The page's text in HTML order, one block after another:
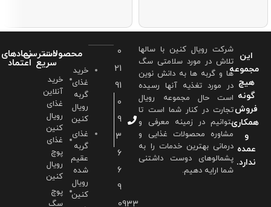
این
مجموعه
هیچ
گونه
فروش
همکاری
و
عمده
ندارد.
شرکت رویال کنین با سالها
تلاش در مورد سلامتی سگ
ها و گربه ها به دانش نوین
در مورد تغذیه آنها رسیده
است حال مجموعه رویال
تجارت در کنار شما است تا
بتوانیم در زمینه معرفی و
مشاوره محصولات غذایی و
درمانی بهترین خدمات را به
پشمالوهای دوست داشتنی
شما ارايه دهیم.
0
21
91
0
9
3
6
6
9
0933
محصولات
خرید
غذای
گربه
رویال
کنین
غذای
گربه
عقیم
شده
رویال
کنین
دسترسی
سریع
خرید
آنلاین
غذای
رویال
کنین
غذای
پوچ
رویال
کنین
پوچ
سگ
نمادهای
اعتماد